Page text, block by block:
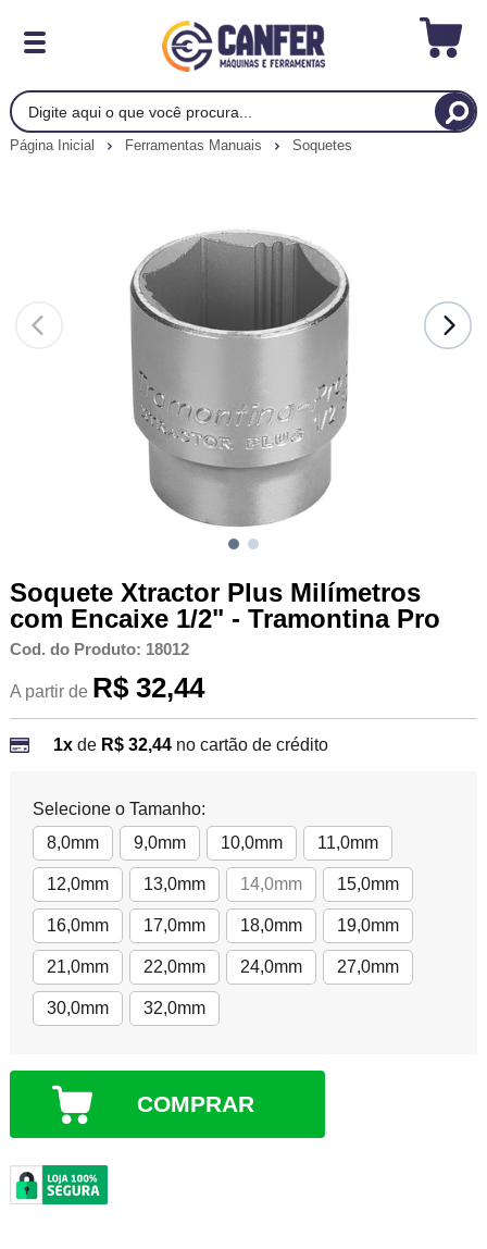
Página Inicial Ferramentas Manuais Soquetes
Soquete Xtractor Plus Milímetros
com Encaixe 1/2" - Tramontina Pro
Cod. do Produto: 18012
A partir de R$ 32,44
1xde R$ 32,44 no cartão de crédito
Selecione o Tamanho:
8,0mm
9,0mm 10,0mm 11,0mm
12,0mm 13,0mm 14,0mm 15,0mm
16,0mm 17,0mm 18,0mm 19,0mm
21,0mm 22,0mm 24,0mm 27,0mm
30,0mm 32,0mm
COMPRAR